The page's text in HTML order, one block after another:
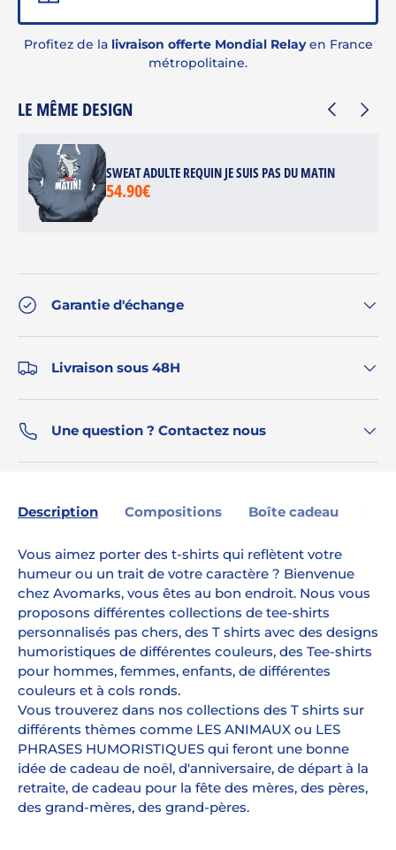
Profitez de la livraison offerte Mondial Relayen France
métropolitaine.
LE MÊME DESIGN
SWEAT ADULTE REQUIN JE SUIS PAS DU MATIN
54.90€
Garantie d'échange
Livraison sous 48H
Une question ? Contactez nous
Description Compositions Boîte cadeau
Vous aimez porter des t-shirts qui reflètent votre
humeur ou un trait de votre caractère ? Bienvenue
chez Avomarks, vous êtes au bon endroit. Nous vous
proposons différentes collections de tee-shirts
personnalisés pas chers, des T shirts avec des designs
humoristiques de différentes couleurs, des Tee-shirts
pour hommes, femmes, enfants, de différentes
couleurs et à cols ronds.
Vous trouverez dans nos collections des T shirts sur
différents thèmes comme LES ANIMAUX ou LES
PHRASES HUMORISTIQUES qui feront une bonne
idée de cadeau de noël, d'anniversaire, de départ à la
retraite, de cadeau pour la fête des mères, des pères,
des grand-mères, des grand-pères.